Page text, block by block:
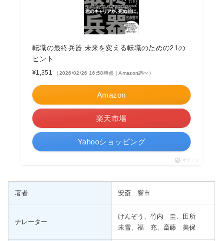
転職の最終兵器 未来を変える転職のための21の
ヒント
¥1,351 （2026/02/26 16:58時点 | Amazon調べ）
Amazon
楽天市場
Yahooショッピング
ポチップ
著者 安斎 響市
ナレーター
けんぞう、竹内 圭、田所
未雪、福 充、斎藤 美保